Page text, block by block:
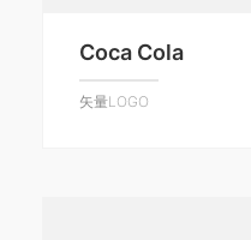
Coca Cola
矢量LOGO